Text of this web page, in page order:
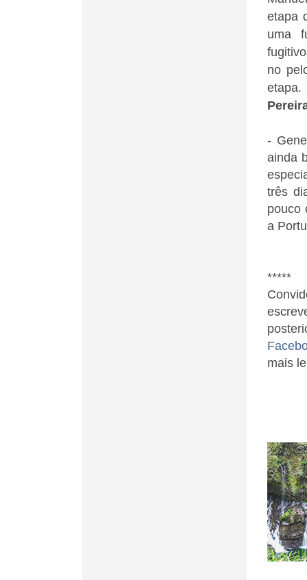
etapa
uma
no
-
ainda
três
pouco
a
*****
mais